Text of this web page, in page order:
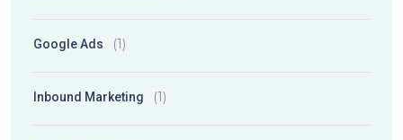
Google Ads (1)
Inbound Marketing (1)